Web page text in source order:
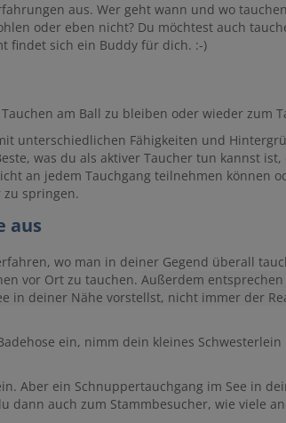
aus. Wer geht wann und wo
oder eben nicht? Du möchtest auch
findet sich ein Buddy für dich. :-)
am Ball zu bleiben oder wieder zum
unterschiedlichen Fähigkeiten und
was du als aktiver Taucher tun kannst
an jedem Tauchgang teilnehmen können
zu springen.
aus
wo man in deiner Gegend überall
vor Ort zu tauchen. Außerdem
in deiner Nähe vorstellst, nicht immer der
ein, nimm dein kleines
Aber ein Schnuppertauchgang im See in
dann auch zum Stammbesucher, wie viele